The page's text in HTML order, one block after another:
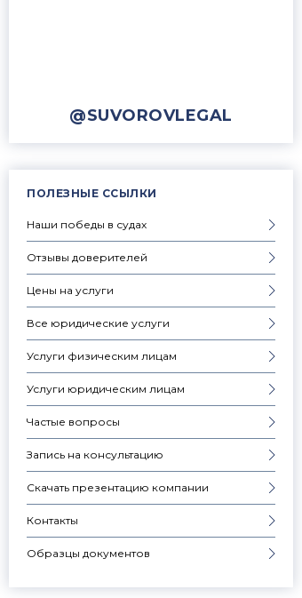
@SUVOROVLEGAL
ПОЛЕЗНЫЕ ССЫЛКИ
Наши победы в судах
Отзывы доверителей
Цены на услуги
Все юридические услуги
Услуги физическим лицам
Услуги юридическим лицам
Частые вопросы
Запись на консультацию
Скачать презентацию компании
Контакты
Образцы документов